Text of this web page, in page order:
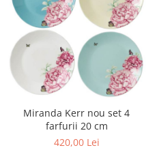
CHIQUE STRIPES GALBEN
CHIQUE GALBEN
Miranda Kerr nou set 4
farfurii 20 cm
420,00 Lei